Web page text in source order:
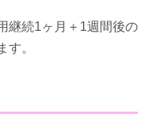
継続1ヶ月＋1週間後の
す。